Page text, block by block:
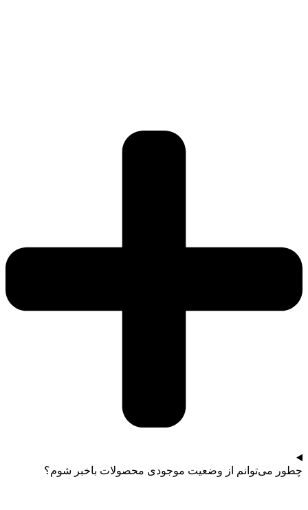
چطور می‌توانم از وضعیت موجودی محصولات باخبر شوم؟